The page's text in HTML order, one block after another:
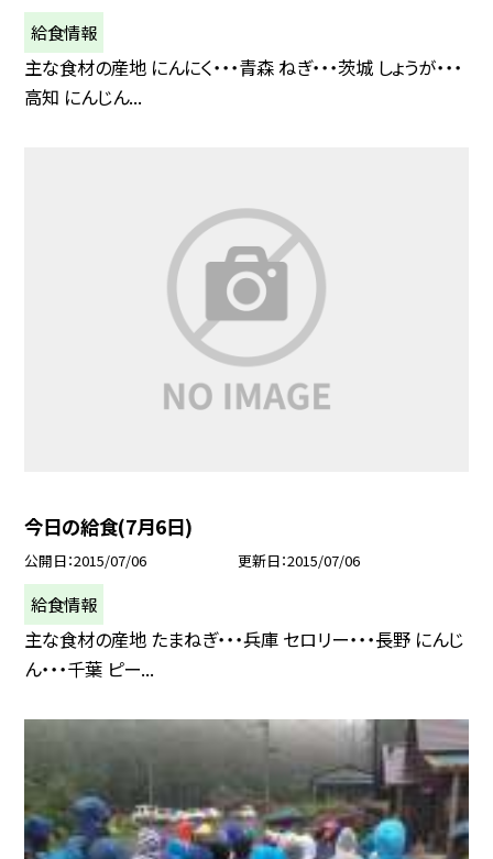
給食情報
主な食材の産地 にんにく・・・青森 ねぎ・・・茨城 しょうが・・・
高知 にんじん...
今日の給食(7月6日)
公開日 2015/07/06 更新日 2015/07/06
給食情報
主な食材の産地 たまねぎ・・・兵庫 セロリー・・・長野 にんじ
ん・・・千葉 ピー...